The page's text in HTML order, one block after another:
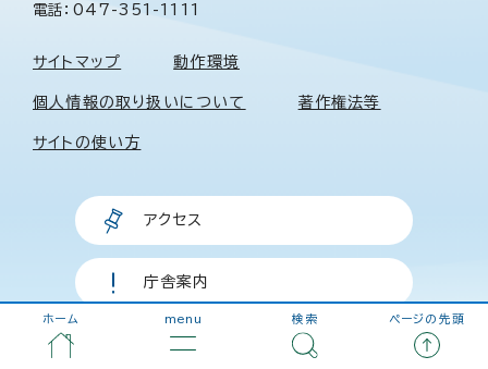
ホーム menu 検索 ページの先頭
電話：047-351-1111
サイトマップ 動作環境
個人情報の取り扱いについて 著作権法等
サイトの使い方
アクセス
庁舎案内